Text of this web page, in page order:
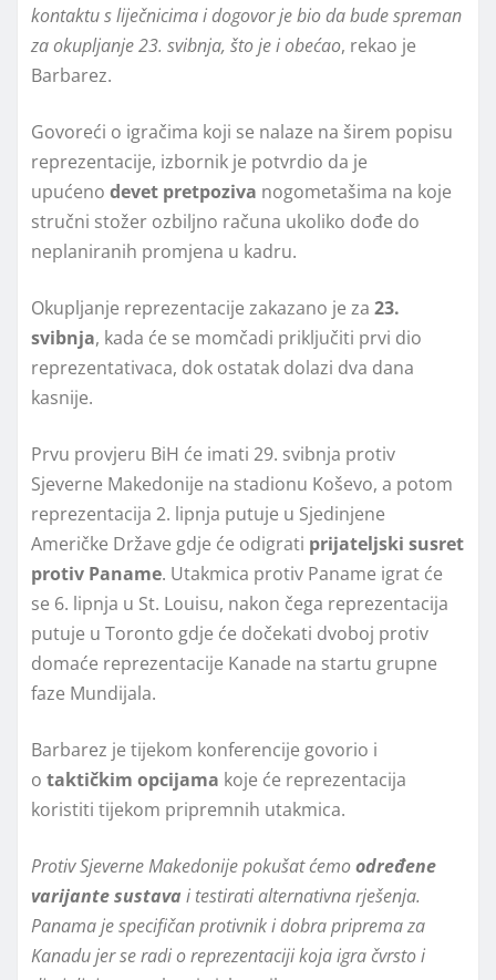
kontaktu s liječnicima i dogovor je bio da bude spreman
za okupljanje 23. svibnja, što je i obećao, rekao je
Barbarez.
Govoreći o igračima koji se nalaze na širem popisu
reprezentacije, izbornik je potvrdio da je
upućeno devet pretpoziva nogometašima na koje
stručni stožer ozbiljno računa ukoliko dođe do
neplaniranih promjena u kadru.
Okupljanje reprezentacije zakazano je za 23.
svibnja, kada će se momčadi priključiti prvi dio
reprezentativaca, dok ostatak dolazi dva dana
kasnije.
Prvu provjeru BiH će imati 29. svibnja protiv
Sjeverne Makedonije na stadionu Koševo, a potom
reprezentacija 2. lipnja putuje u Sjedinjene
Američke Države gdje će odigrati prijateljski susret
protiv Paname. Utakmica protiv Paname igrat će
se 6. lipnja u St. Louisu, nakon čega reprezentacija
putuje u Toronto gdje će dočekati dvoboj protiv
domaće reprezentacije Kanade na startu grupne
faze Mundijala.
Barbarez je tijekom konferencije govorio i
o taktičkim opcijama koje će reprezentacija
koristiti tijekom pripremnih utakmica.
Protiv Sjeverne Makedonije pokušat ćemoodređene
varijante sustava i testirati alternativna rješenja.
Panama je specifičan protivnik i dobra priprema za
Kanadu jer se radi o reprezentaciji koja igra čvrsto i